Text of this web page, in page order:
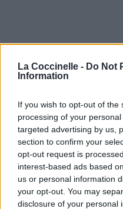
La Coccinelle - Do Not
Information
If you wish to opt-out of
processing of your
targeted advertising by us,
section to confirm your
opt-out request is
interest-based ads based
us or personal information
your opt-out. You may
disclosure of your personal